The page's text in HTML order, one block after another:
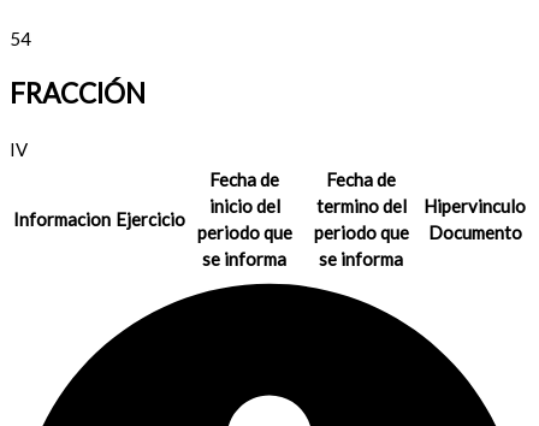
54
FRACCIÓN
IV
Informacion Ejercicio
Fecha de
inicio del
periodo que
se informa
Fecha de
termino del
periodo que
se informa
Hipervinculo
Documento